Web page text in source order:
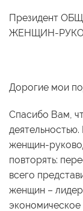
Президент
ЖЕНЩИН-
Дорогие мои
Спасибо Вам,
женщин-
повторять:
всего
женщин –
экономическое